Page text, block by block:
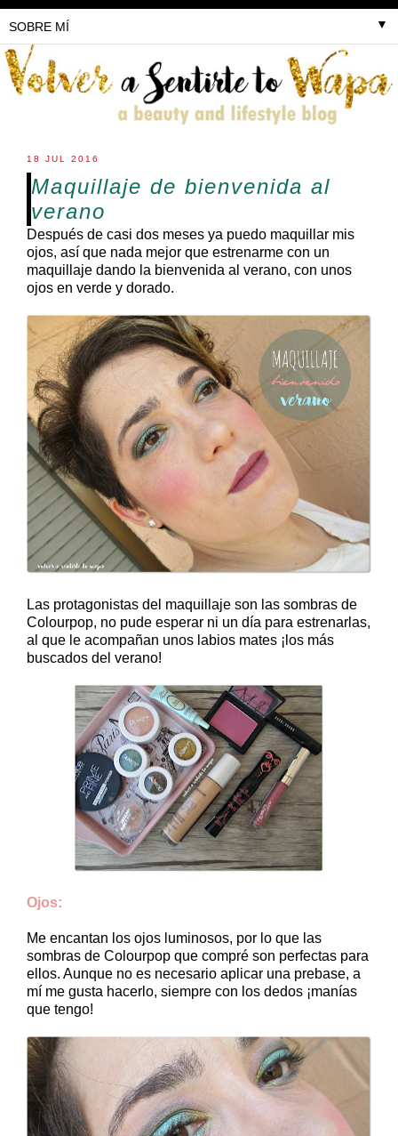
▼
18 JUL 2016
Maquillaje de bienvenida al
verano
Después de casi dos meses ya puedo maquillar mis
ojos, así que nada mejor que estrenarme con un
maquillaje dando la bienvenida al verano, con unos
ojos en verde y dorado.
Las protagonistas del maquillaje son las sombras de
Colourpop, no pude esperar ni un día para estrenarlas,
al que le acompañan unos labios mates ¡los más
buscados del verano!
Ojos:
Me encantan los ojos luminosos, por lo que las
sombras de Colourpop que compré son perfectas para
ellos. Aunque no es necesario aplicar una prebase, a
mí me gusta hacerlo, siempre con los dedos ¡manías
que tengo!